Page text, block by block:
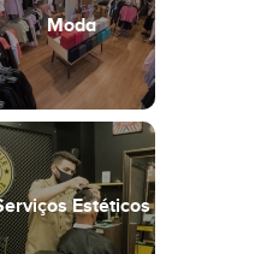
Moda
Estéticos